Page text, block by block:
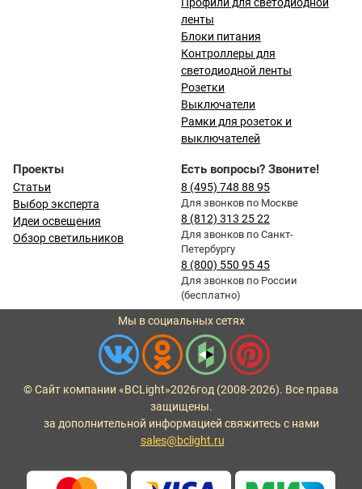
ленты
Блоки питания
Контроллеры для
светодиодной ленты
Розетки
Выключатели
Рамки для розеток и
выключателей
Проекты
Статьи
Выбор эксперта
Идеи освещения
Обзор светильников
Есть вопросы? Звоните!
8 (495) 748 88 95
Для звонков по Москве
8 (812) 313 25 22
Для звонков по Санкт-
Петербургу
8 (800) 550 95 45
Для звонков по России
(бесплатно)
Мы в социальных сетях
© Сайт компании «BCLight»2026год (2008-2026). Все права
защищены.
за дополнительной информацией свяжитесь с нами
sales@bclight.ru